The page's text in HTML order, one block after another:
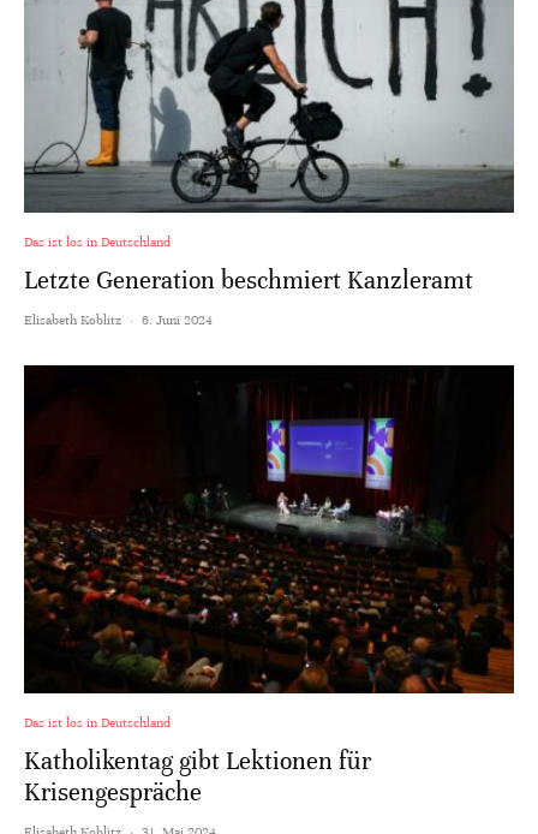
Das ist los in Deutschland
Letzte Generation beschmiert Kanzleramt
Elisabeth Koblitz · 6. Juni 2024
Das ist los in Deutschland
Katholikentag gibt Lektionen für
Krisengespräche